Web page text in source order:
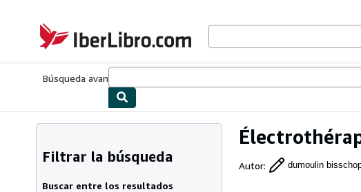
IberLibro.com
Búsqueda avanzada
Autor: dumoulin
Filtrar la búsqueda
Buscar entre los resultados